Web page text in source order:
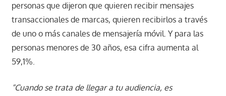
personas que dijeron que quieren recibir mensajes
transaccionales de marcas, quieren recibirlos a través
de uno o más canales de mensajería móvil. Y para las
personas menores de 30 años, esa cifra aumenta al
59,1%.
“Cuando se trata de llegar a tu audiencia, es